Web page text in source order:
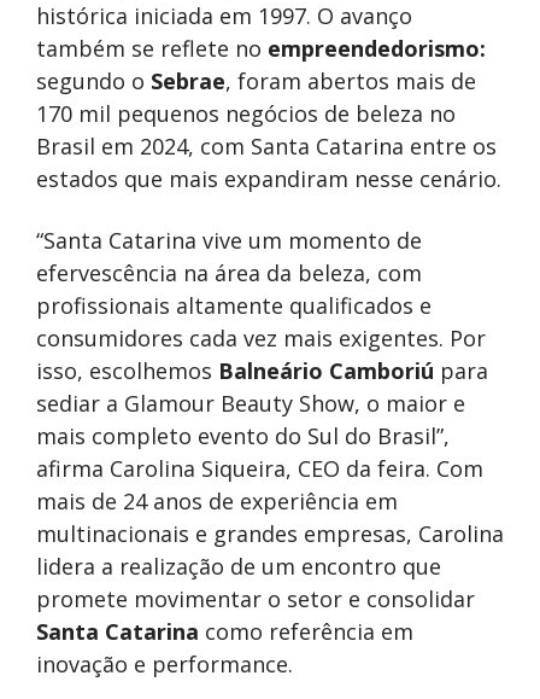
histórica iniciada em 1997. O avanço
também se reflete no empreendedorismo:
segundo o Sebrae, foram abertos mais de
170 mil pequenos negócios de beleza no
Brasil em 2024, com Santa Catarina entre os
estados que mais expandiram nesse cenário.
“Santa Catarina vive um momento de
efervescência na área da beleza, com
profissionais altamente qualificados e
consumidores cada vez mais exigentes. Por
isso, escolhemos Balneário Camboriú para
sediar a Glamour Beauty Show, o maior e
mais completo evento do Sul do Brasil”,
afirma Carolina Siqueira, CEO da feira. Com
mais de 24 anos de experiência em
multinacionais e grandes empresas, Carolina
lidera a realização de um encontro que
promete movimentar o setor e consolidar
Santa Catarina como referência em
inovação e performance.